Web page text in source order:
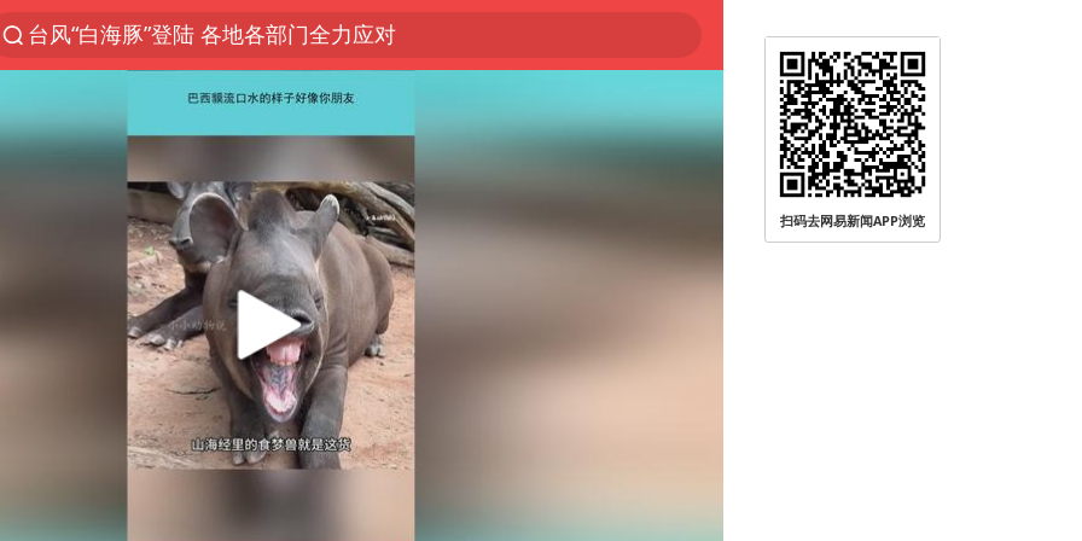
台风“白海豚”登陆 各地各部门全力应对
我国发现稀散金属独立新矿物——乌斯河锗矿
上海鼓励居家办公
部分银行上调存款利率
小沈阳加盟《披荆斩棘》
新疆生产建设兵团生态环境局原局长被查
朱一龙的鼻子怎么了
白海豚路径图
国乒连续两站无缘冠军
上海地铁4条线路全线停运
扫码去网易新闻APP浏览